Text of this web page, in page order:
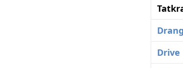
Drang
Drive